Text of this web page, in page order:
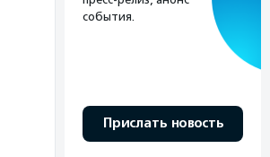
события.
Прислать новость